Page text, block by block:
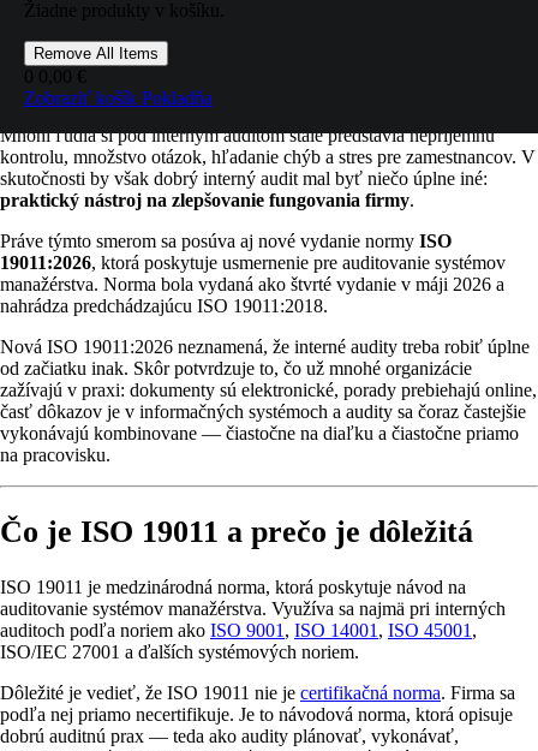
Žiadne produkty v košíku.
Remove All Items
0 0,00 €
Zobraziť košík Pokladňa
prečo sú dôležité hybridné audity, elektronické
dôkazy, prístup založený na riziku a kompetentnosť
interných audítorov.
Mnohí ľudia si pod interným auditom stále predstavia nepríjemnú
kontrolu, množstvo otázok, hľadanie chýb a stres pre zamestnancov. V
skutočnosti by však dobrý interný audit mal byť niečo úplne iné:
praktický nástroj na zlepšovanie fungovania firmy.
Práve týmto smerom sa posúva aj nové vydanie normy ISO
19011:2026, ktorá poskytuje usmernenie pre auditovanie systémov
manažérstva. Norma bola vydaná ako štvrté vydanie v máji 2026 a
nahrádza predchádzajúcu ISO 19011:2018.
Nová ISO 19011:2026 neznamená, že interné audity treba robiť úplne
od začiatku inak. Skôr potvrdzuje to, čo už mnohé organizácie
zažívajú v praxi: dokumenty sú elektronické, porady prebiehajú online,
časť dôkazov je v informačných systémoch a audity sa čoraz častejšie
vykonávajú kombinovane — čiastočne na diaľku a čiastočne priamo
na pracovisku.
Čo je ISO 19011 a prečo je dôležitá
ISO 19011 je medzinárodná norma, ktorá poskytuje návod na
auditovanie systémov manažérstva. Využíva sa najmä pri interných
auditoch podľa noriem ako ISO 9001 , ISO 14001 , ISO 45001 ,
ISO/IEC 27001 a ďalších systémových noriem.
Dôležité je vedieť, že ISO 19011 nie je certifikačná norma. Firma sa
podľa nej priamo necertifikuje. Je to návodová norma, ktorá opisuje
dobrú auditnú prax — teda ako audity plánovať, vykonávať,